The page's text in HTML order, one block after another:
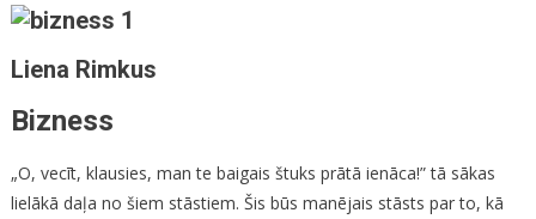
Liena Rimkus
Bizness
„O, vecīt, klausies, man te baigais štuks prātā ienāca!” tā sākas
lielākā daļa no šiem stāstiem. Šis būs manējais stāsts par to, kā